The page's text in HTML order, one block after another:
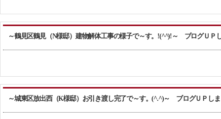
～鶴見区鶴見（N様邸）建物解体工事の様子で～す。!(^^)!～ ブログＵＰ
～城東区放出西（K様邸）お引き渡し完了で～す。(^.^)～ ブログＵＰし